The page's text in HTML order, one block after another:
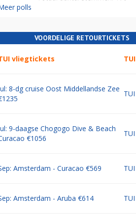
polls
VOORDELIGE RETOURTICKETS
vliegtickets TUI
8-dg cruise Oost Middellandse Zee
TUI
9-daagse Chogogo Dive & Beach
€1056
TUI
Amsterdam - Curacao €569 TUI
Amsterdam - Aruba €614 TUI